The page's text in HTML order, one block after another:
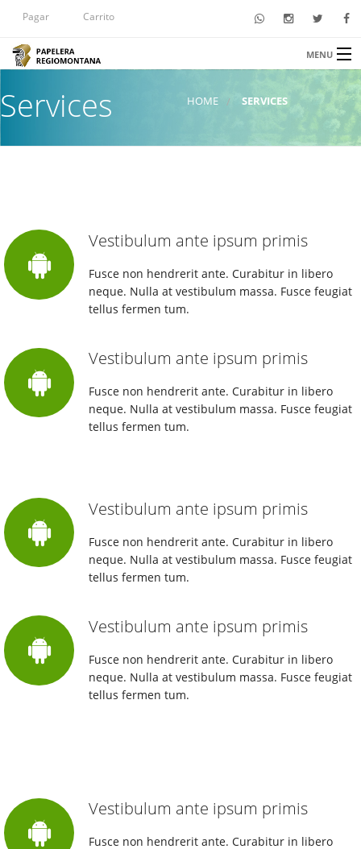
Pagar Carrito
MENU
NOSOTROS
PAPEL PARA IMPRESIÓN
CONTACTO
Services HOME SERVICES
Vestibulum ante ipsum primis
Fusce non hendrerit ante. Curabitur in libero
neque. Nulla at vestibulum massa. Fusce feugiat
tellus fermen tum.
Vestibulum ante ipsum primis
Fusce non hendrerit ante. Curabitur in libero
neque. Nulla at vestibulum massa. Fusce feugiat
tellus fermen tum.
Vestibulum ante ipsum primis
Fusce non hendrerit ante. Curabitur in libero
neque. Nulla at vestibulum massa. Fusce feugiat
tellus fermen tum.
Vestibulum ante ipsum primis
Fusce non hendrerit ante. Curabitur in libero
neque. Nulla at vestibulum massa. Fusce feugiat
tellus fermen tum.
Vestibulum ante ipsum primis
Fusce non hendrerit ante. Curabitur in libero